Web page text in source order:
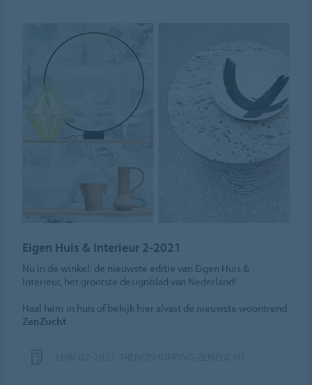
Eigen Huis & Interieur 2-2021
Nu in de winkel: de nieuwste editie van Eigen Huis &
Interieur, het grootste designblad van Nederland!
Haal hem in huis of bekijk hier alvast de nieuwste woontrend:
ZenZucht